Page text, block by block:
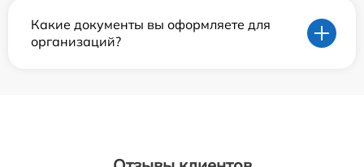
Какие документы вы оформляете для
организаций?